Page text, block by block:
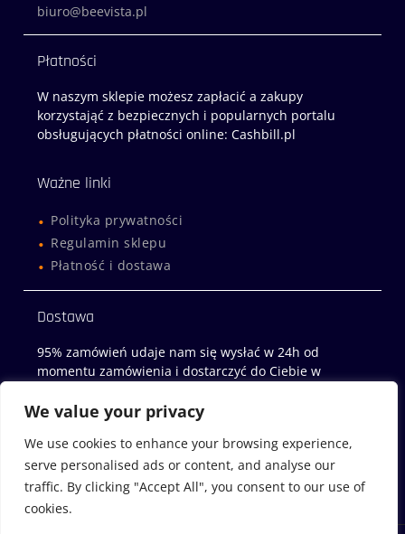
We value your privacy
We use cookies to enhance your browsing experience,
serve personalised ads or content, and analyse our
traffic. By clicking "Accept All", you consent to our use of
cookies.
biuro@beevista.pl
Płatności
W naszym sklepie możesz zapłacić a zakupy
korzystająć z bezpiecznych i popularnych portalu
obsługujących płatności online: Cashbill.pl
Ważne linki
Polityka prywatności
Regulamin sklepu
Płatność i dostawa
Dostawa
95% zamówień udaje nam się wysłać w 24h od
momentu zamówienia i dostarczyć do Ciebie w
Sklep z miodami
Miody-Wachock.pl